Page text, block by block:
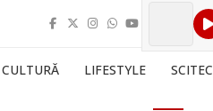
CULTURĂ LIFESTYLE